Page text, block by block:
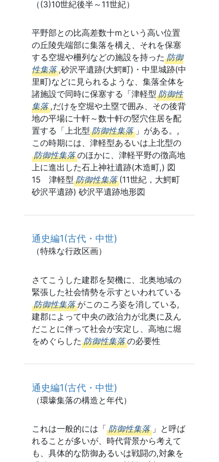
（(3)10世紀後半～11世紀）
平野部との比高差数十mという高い位置
の丘陵先端部に集落を構え、それを保塞
する空堀や柵列などの施設を持った 防御
性集落 ,砂沢平遺跡(大鰐町)・中里城跡(中
里町)などに見られるような、集落全体を
諸施設で同時に保塞する「津軽型 防御性
集落 ,だけを空堀や土塁で囲み、その後背
地の平場に十軒～数十軒の竪穴住居を配
置する「上北型 防御性集落 」がある。,
この時期には、津軽型あるいは上北型の
防御性集落 のほかに、津軽平野の徴高地
上に進出した石上神社遺跡(木造町,) 図
15 津軽型 防御性集落 (11世紀，大鰐町
砂沢平遺跡) 砂沢平遺跡地形図
通史編1(古代・中世)
（特殊な行政区画）
さてこうした建郡を契機に、北奥地域の
緊張した社会情勢を示すといわれている
防御性集落 がこのころ姿を消している,
建郡によって中央の政治力が北奥に及ん
だことに伴って社会が安定し、高地に堀
をめぐらした 防御性集落 の必要性
通史編1(古代・中世)
（環壕集落の構造と年代）
これは一般的には「 防御性集落 」と呼ば
れることが多いが、時代背景から考えて
も、具体的な防御あるいは戦闘の,対象を